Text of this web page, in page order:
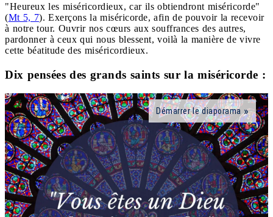
"Heureux les miséricordieux, car ils obtiendront miséricorde"
(Mt 5, 7). Exerçons la miséricorde, afin de pouvoir la recevoir
à notre tour. Ouvrir nos cœurs aux souffrances des autres,
pardonner à ceux qui nous blessent, voilà la manière de vivre
cette béatitude des miséricordieux.
Dix pensées des grands saints sur la miséricorde :
Démarrer le diaporama